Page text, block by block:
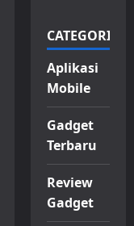
CATEGORIES
Aplikasi
Mobile
Gadget
Terbaru
Review
Gadget